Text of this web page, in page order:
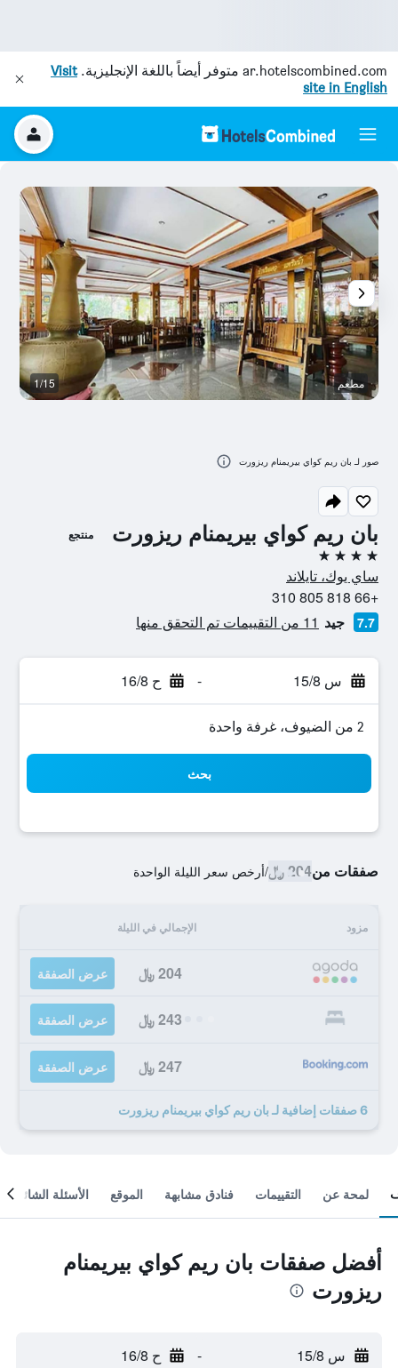
ar.hotelscombined.com متوفر أيضاً باللغة الإنجليزية.Visit
site in English
بان ريم كواي بيريمنام ريزورت منتجع
4 نجوم
ساي يوك، تايلاند
+66 818 805 310
7.7 جيد 11 من التقييمات تم التحقق منها
س 15/8 - ح 16/8
2 من الضيوف، غرفة واحدة
بحث
صفقات من204 ﷼ /أرخص سعر الليلة الواحدة
مزود الإجمالي في الليلة
204 ﷼ عرض الصفقة
243 ﷼ عرض الصفقة
247 ﷼ عرض الصفقة
6 صفقات إضافية لـ بان ريم كواي بيريمنام ريزورت
مطعم 1/15
صور لـ بان ريم كواي بيريمنام ريزورت
لمحة عن التقييمات فنادق مشابهة الموقع الأسئلة الشائعة
أفضل صفقات بان ريم كواي بيريمنام
ريزورت
س 15/8 - ح 16/8